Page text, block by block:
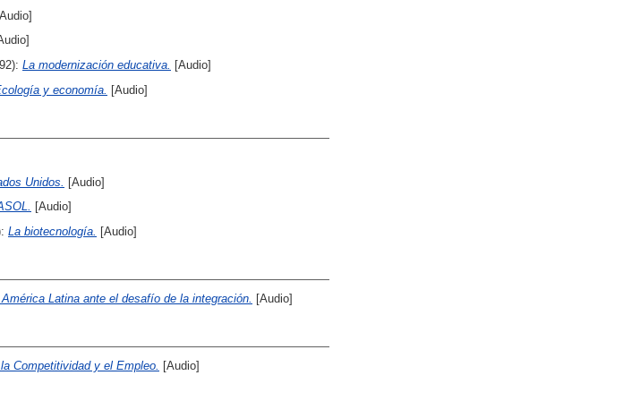
La modernización educativa. [Audio]
y economía. [Audio]
Unidos.
[Audio]
[Audio]
La biotecnología. [Audio]
Latina ante el desafío de la integración. [Audio]
Competitividad y el Empleo. [Audio]